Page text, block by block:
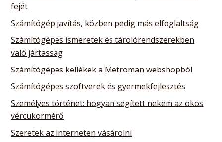
fejét
Számítógép javítás, közben pedig más elfoglaltság
Számítógépes ismeretek és tárolórendszerekben
való jártasság
Számítógépes kellékek a Metroman webshopból
Számítógépes szoftverek és gyermekfejlesztés
Személyes történet: hogyan segített nekem az okos
vércukormérő
Szeretek az interneten vásárolni